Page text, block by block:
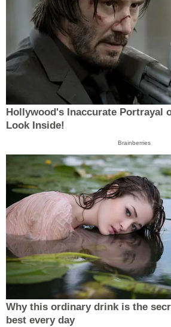
Hollywood's Inaccurate Portrayal
Look Inside!
Brainberries
Why this ordinary drink is the
best every day